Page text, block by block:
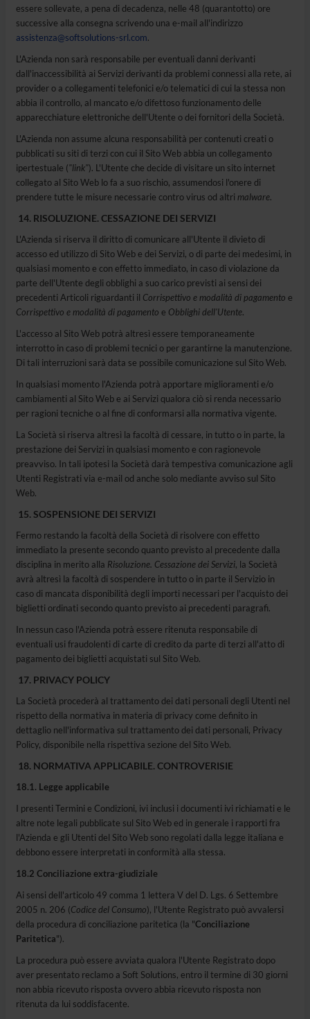
essere sollevate, a pena di decadenza, nelle 48 (quarantotto) ore
successive alla consegna scrivendo una e-mail all'indirizzo
assistenza@softsolutions-srl.com.
L'Azienda non sarà responsabile per eventuali danni derivanti
dall'inaccessibilità ai Servizi derivanti da problemi connessi alla rete, ai
provider o a collegamenti telefonici e/o telematici di cui la stessa non
abbia il controllo, al mancato e/o difettoso funzionamento delle
apparecchiature elettroniche dell'Utente o dei fornitori della Società.
L'Azienda non assume alcuna responsabilità per contenuti creati o
pubblicati su siti di terzi con cui il Sito Web abbia un collegamento
ipertestuale ("link"). L'Utente che decide di visitare un sito internet
collegato al Sito Web lo fa a suo rischio, assumendosi l'onere di
prendere tutte le misure necessarie contro virus od altri malware.
RISOLUZIONE. CESSAZIONE DEI SERVIZI
L'Azienda si riserva il diritto di comunicare all'Utente il divieto di
accesso ed utilizzo di Sito Web e dei Servizi, o di parte dei medesimi, in
qualsiasi momento e con effetto immediato, in caso di violazione da
parte dell'Utente degli obblighi a suo carico previsti ai sensi dei
precedenti Articoli riguardanti il Corrispettivo e modalità di pagamento e
Corrispettivo e modalità di pagamento e Obblighi dell'Utente.
L'accesso al Sito Web potrà altresì essere temporaneamente
interrotto in caso di problemi tecnici o per garantirne la manutenzione.
Di tali interruzioni sarà data se possibile comunicazione sul Sito Web.
In qualsiasi momento l'Azienda potrà apportare miglioramenti e/o
cambiamenti al Sito Web e ai Servizi qualora ciò si renda necessario
per ragioni tecniche o al fine di conformarsi alla normativa vigente.
La Società si riserva altresì la facoltà di cessare, in tutto o in parte, la
prestazione dei Servizi in qualsiasi momento e con ragionevole
preavviso. In tali ipotesi la Società darà tempestiva comunicazione agli
Utenti Registrati via e-mail od anche solo mediante avviso sul Sito
Web.
SOSPENSIONE DEI SERVIZI
Fermo restando la facoltà della Società di risolvere con effetto
immediato la presente secondo quanto previsto al precedente dalla
disciplina in merito alla Risoluzione. Cessazione dei Servizi, la Società
avrà altresì la facoltà di sospendere in tutto o in parte il Servizio in
caso di mancata disponibilità degli importi necessari per l'acquisto dei
biglietti ordinati secondo quanto previsto ai precedenti paragrafi.
In nessun caso l'Azienda potrà essere ritenuta responsabile di
eventuali usi fraudolenti di carte di credito da parte di terzi all'atto di
pagamento dei biglietti acquistati sul Sito Web.
PRIVACY POLICY
La Società procederà al trattamento dei dati personali degli Utenti nel
rispetto della normativa in materia di privacy come definito in
dettaglio nell'informativa sul trattamento dei dati personali, Privacy
Policy, disponibile nella rispettiva sezione del Sito Web.
NORMATIVA APPLICABILE. CONTROVERISIE
18.1. Legge applicabile
I presenti Termini e Condizioni, ivi inclusi i documenti ivi richiamati e le
altre note legali pubblicate sul Sito Web ed in generale i rapporti fra
l'Azienda e gli Utenti del Sito Web sono regolati dalla legge italiana e
debbono essere interpretati in conformità alla stessa.
18.2 Conciliazione extra-giudiziale
Ai sensi dell'articolo 49 comma 1 lettera V del D. Lgs. 6 Settembre
2005 n. 206 (Codice del Consumo), l'Utente Registrato può avvalersi
della procedura di conciliazione paritetica (la "Conciliazione
Paritetica").
La procedura può essere avviata qualora l'Utente Registrato dopo
aver presentato reclamo a Soft Solutions, entro il termine di 30 giorni
non abbia ricevuto risposta ovvero abbia ricevuto risposta non
ritenuta da lui soddisfacente.